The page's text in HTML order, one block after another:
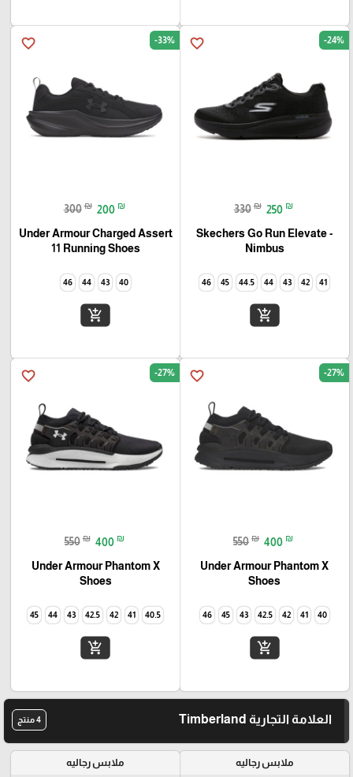
favorite_border -24%
330 ₪ 250 ₪
Skechers Go Run Elevate -
Nimbus
41
42
43
44
44.5
45
46
add_shopping_cart
favorite_border -33%
300 ₪ 200 ₪
Under Armour Charged Assert
11 Running Shoes
40
43
44
46
add_shopping_cart
favorite_border -27%
550 ₪ 400 ₪
Under Armour Phantom X
Shoes
40
41
42
42.5
43
45
46
add_shopping_cart
favorite_border -27%
550 ₪ 400 ₪
Under Armour Phantom X
Shoes
40.5
41
42
42.5
43
44
45
add_shopping_cart
العلامة التجارية Timberland 4 منتج
ملابس رجاليه ملابس رجاليه